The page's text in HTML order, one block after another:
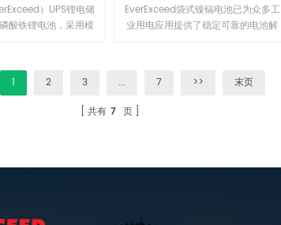
）UPS锂电储
酸铁锂电池，采用模
，可靠性高等特点。
UPS电源系统、数据
源、电网储能等需要
EverExceed袋式镍镉电池已为众多工
业用电应用提供了稳定可靠的电池解
这确保了在长达 20 年或更长时间的
使用寿命期间，总拥有成本（TCO）
1 2 3 ... 7 >>
末页
共有 7 页